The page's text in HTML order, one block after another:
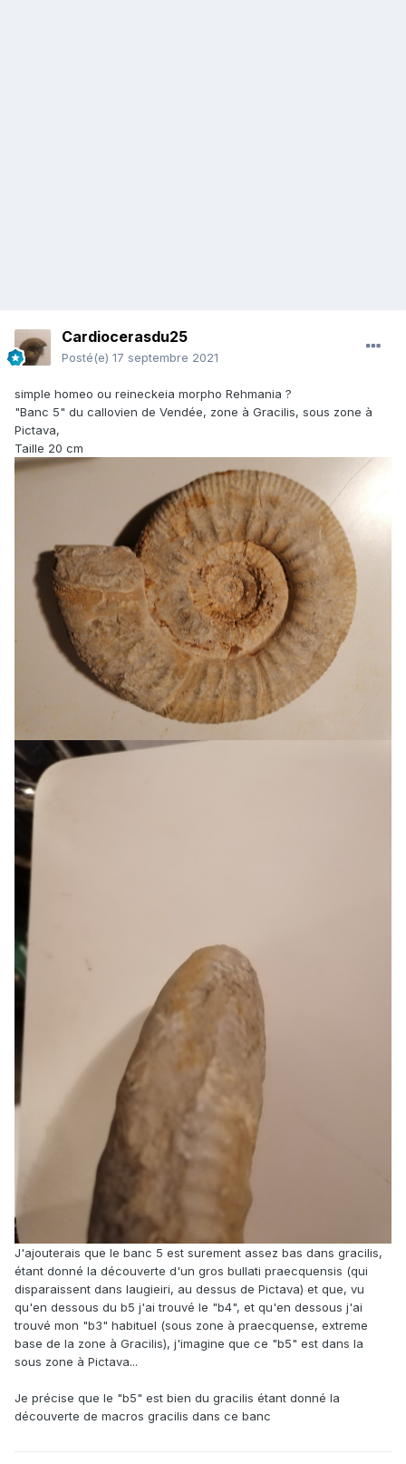
Cardiocerasdu25
Posté(e) 17 septembre 2021
simple homeo ou reineckeia morpho Rehmania ?
"Banc 5" du callovien de Vendée, zone à Gracilis, sous zone à
Pictava,
Taille 20 cm
J'ajouterais que le banc 5 est surement assez bas dans gracilis,
étant donné la découverte d'un gros bullati praecquensis (qui
disparaissent dans laugieiri, au dessus de Pictava) et que, vu
qu'en dessous du b5 j'ai trouvé le "b4", et qu'en dessous j'ai
trouvé mon "b3" habituel (sous zone à praecquense, extreme
base de la zone à Gracilis), j'imagine que ce "b5" est dans la
sous zone à Pictava...
Je précise que le "b5" est bien du gracilis étant donné la
découverte de macros gracilis dans ce banc